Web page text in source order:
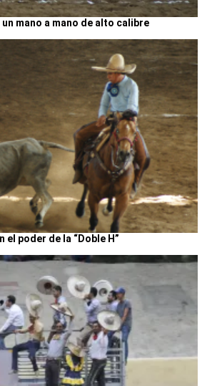
mano a mano de alto calibre
el poder de la “Doble H”